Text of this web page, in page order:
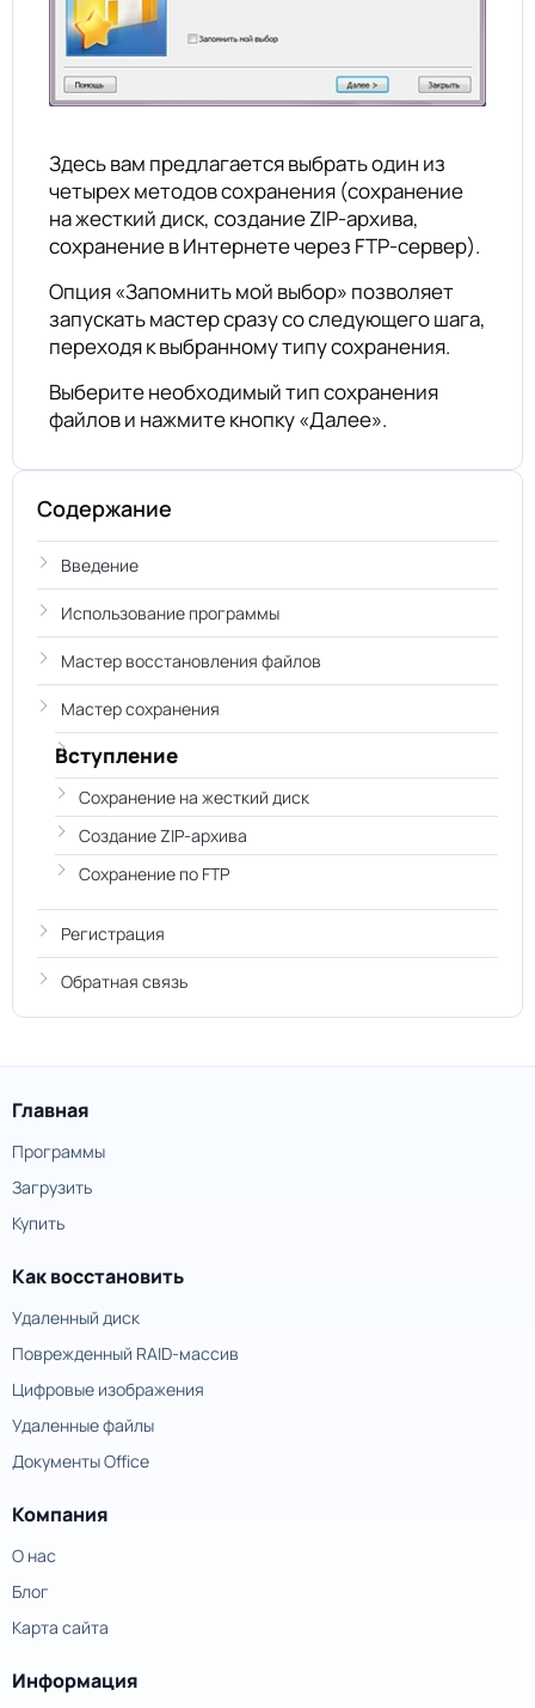
Здесь вам предлагается выбрать один из
четырех методов сохранения (сохранение
на жесткий диск, создание ZIP-архива,
сохранение в Интернете через FTP-сервер).
Опция «Запомнить мой выбор» позволяет
запускать мастер сразу со следующего шага,
переходя к выбранному типу сохранения.
Выберите необходимый тип сохранения
файлов и нажмите кнопку «Далее».
Содержание
Введение
Использование программы
Мастер восстановления файлов
Мастер сохранения
Вступление
Сохранение на жесткий диск
Создание ZIP-архива
Сохранение по FTP
Регистрация
Обратная связь
Главная
Программы
Загрузить
Купить
Как восстановить
Удаленный диск
Поврежденный RAID-массив
Цифровые изображения
Удаленные файлы
Документы Office
Компания
О нас
Блог
Карта сайта
Информация